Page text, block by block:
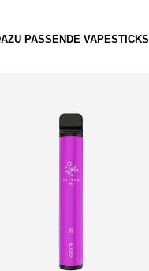
PASSENDE VAPESTICKS